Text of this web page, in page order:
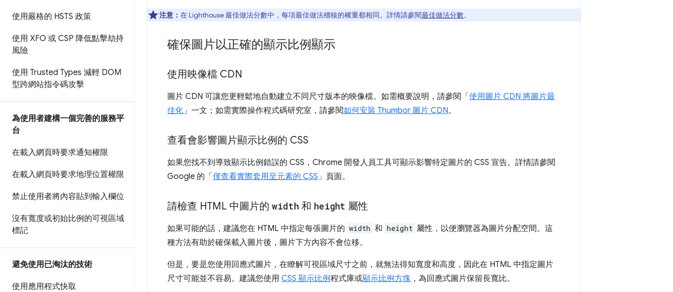
使用嚴格的 HSTS 政策
使用 XFO 或 CSP 降低點擊劫持
風險
使用 Trusted Types 減輕 DOM
型跨網站指令碼攻擊
為使用者建構一個完善的服務平
台
在載入網頁時要求通知權限
在載入網頁時要求地理位置權限
禁止使用者將內容貼到輸入欄位
沒有寬度或初始比例的可視區域
標記
避免使用已淘汰的技術
使用應用程式快取
注意： 在 Lighthouse 最佳做法分數中，每項最佳做法稽核的權重都相同。詳情請參閱最佳做法分數。
確保圖片以正確的顯示比例顯示
使用映像檔 CDN
圖片 CDN 可讓您更輕鬆地自動建立不同尺寸版本的映像檔。如需概要說明，請參閱「 使用圖片 CDN 將圖片最
佳化」一文；如需實際操作程式碼研究室，請參閱如何安裝 Thumbor 圖片 CDN。
查看會影響圖片顯示比例的 CSS
如果您找不到導致顯示比例錯誤的 CSS，Chrome 開發人員工具可顯示影響特定圖片的 CSS 宣告。詳情請參閱
Google 的「 僅查看實際套用至元素的 CSS」頁面。
請檢查 HTML 中圖片的 width 和 height 屬性
如果可能的話，建議您在 HTML 中指定每張圖片的 width 和 height 屬性，以便瀏覽器為圖片分配空間。這
種方法有助於確保載入圖片後，圖片下方內容不會位移。
但是，要是您使用回應式圖片，在瞭解可視區域尺寸之前，就無法得知寬度和高度，因此在 HTML 中指定圖片
尺寸可能並不容易。建議您使用 CSS 顯示比例程式庫或顯示比例方塊 ，為回應式圖片保留長寬比。